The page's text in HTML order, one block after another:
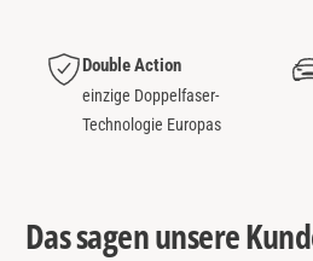
Double Action
einzige Doppelfaser-
Technologie Europas
Das sagen unsere